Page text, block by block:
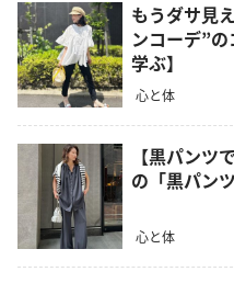
もうダサ見
ンコーデ”
学ぶ】
心と体
【黒パンツ
の「黒パン
心と体